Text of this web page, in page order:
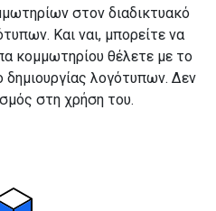
στον διαδικτυακό
Και ναι, μπορείτε να
κομμωτηρίου θέλετε με το
δημιουργίας λογότυπων. Δεν
στη χρήση του.